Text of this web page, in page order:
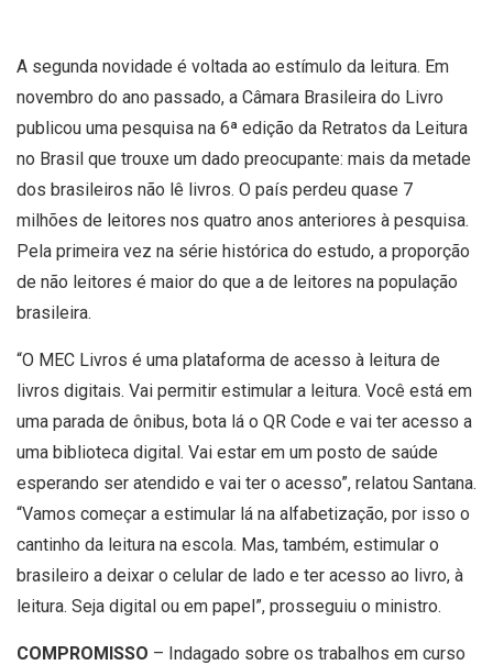
A segunda novidade é voltada ao estímulo da leitura. Em
novembro do ano passado, a Câmara Brasileira do Livro
publicou uma pesquisa na 6ª edição da Retratos da Leitura
no Brasil que trouxe um dado preocupante: mais da metade
dos brasileiros não lê livros. O país perdeu quase 7
milhões de leitores nos quatro anos anteriores à pesquisa.
Pela primeira vez na série histórica do estudo, a proporção
de não leitores é maior do que a de leitores na população
brasileira.
“O MEC Livros é uma plataforma de acesso à leitura de
livros digitais. Vai permitir estimular a leitura. Você está em
uma parada de ônibus, bota lá o QR Code e vai ter acesso a
uma biblioteca digital. Vai estar em um posto de saúde
esperando ser atendido e vai ter o acesso”, relatou Santana.
“Vamos começar a estimular lá na alfabetização, por isso o
cantinho da leitura na escola. Mas, também, estimular o
brasileiro a deixar o celular de lado e ter acesso ao livro, à
leitura. Seja digital ou em papel”, prosseguiu o ministro.
COMPROMISSO – Indagado sobre os trabalhos em curso